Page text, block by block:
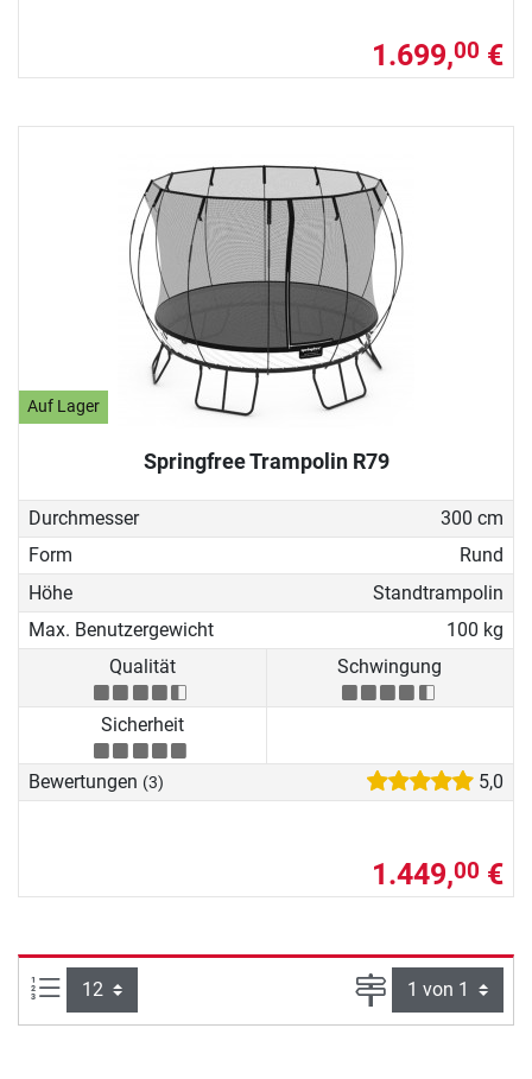
1.699,00 €
Auf Lager
Springfree Trampolin R79
Durchmesser
300 cm
Form
Rund
Höhe
Standtrampolin
Max. Benutzergewicht
100 kg
Qualität
Schwingung
Sicherheit
Bewertungen (3) 5,0
1.449,00 €
Artikel pro Seite: Seite